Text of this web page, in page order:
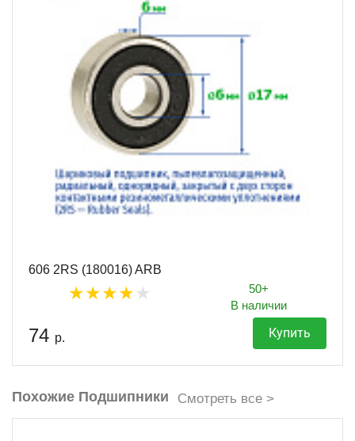
606 2RS (180016) ARB
50+
В наличии
74 р. Купить
Похожие Подшипники Смотреть все >